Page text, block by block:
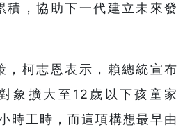
積，協助下一代建立未來發
，柯志恩表示，賴總統宣布
象擴大至12歲以下孩童家
時工時，而這項構想最早由